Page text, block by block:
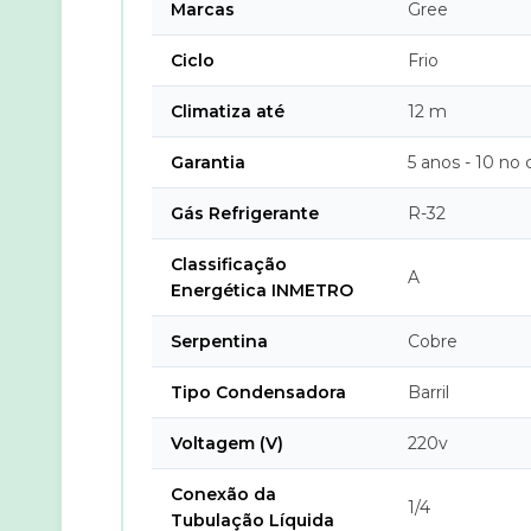
Marcas Gree
Ciclo Frio
Climatiza até 12 m
Garantia 5 anos - 10 no
Gás Refrigerante R-32
Classificação
Energética INMETRO
A
Serpentina Cobre
Tipo Condensadora Barril
Voltagem (V) 220v
Conexão da
Tubulação Líquida
1/4